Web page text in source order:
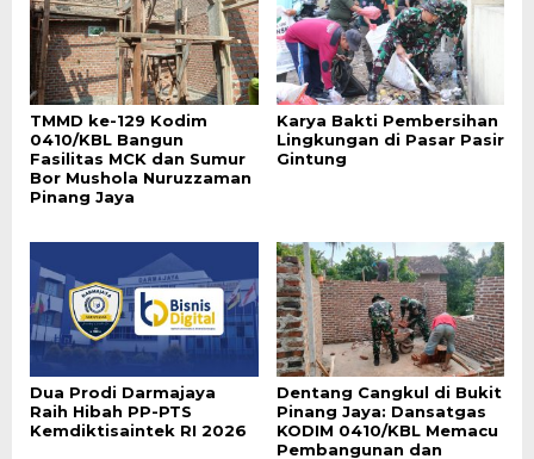
TMMD ke-129 Kodim
0410/KBL Bangun
Fasilitas MCK dan Sumur
Bor Mushola Nuruzzaman
Pinang Jaya
Karya Bakti Pembersihan
Lingkungan di Pasar Pasir
Gintung
Dua Prodi Darmajaya
Raih Hibah PP-PTS
Kemdiktisaintek RI 2026
Dentang Cangkul di Bukit
Pinang Jaya: Dansatgas
KODIM 0410/KBL Memacu
Pembangunan dan